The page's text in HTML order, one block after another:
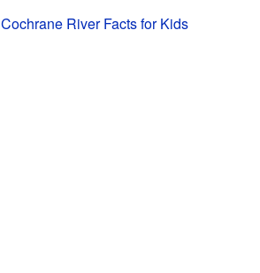
Cochrane River Facts for Kids